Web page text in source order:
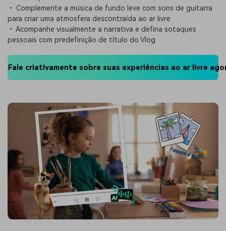
• Complemente a música de fundo leve com sons de guitarra
para criar uma atmosfera descontraída ao ar livre
• Acompanhe visualmente a narrativa e defina sotaques
pessoais com predefinição de título do Vlog
Fale criativamente sobre suas experiências ao ar livre